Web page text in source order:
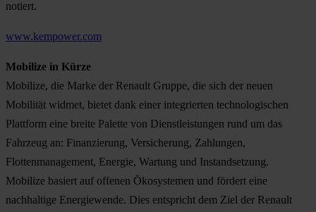
notiert.
www.kempower.com
Mobilize in Kürze
Mobilize, die Marke der Renault Gruppe, die sich der neuen
Mobilität widmet, bietet dank einer integrierten technologischen
Plattform eine breite Palette von Dienstleistungen rund um das
Fahrzeug an: Finanzierung, Versicherung, Zahlungen,
Flottenmanagement, Energie, Wartung und Instandsetzung.
Mobilize basiert auf offenen Ökosystemen und fördert eine
nachhaltige Energiewende. Dies entspricht dem Ziel der Renault